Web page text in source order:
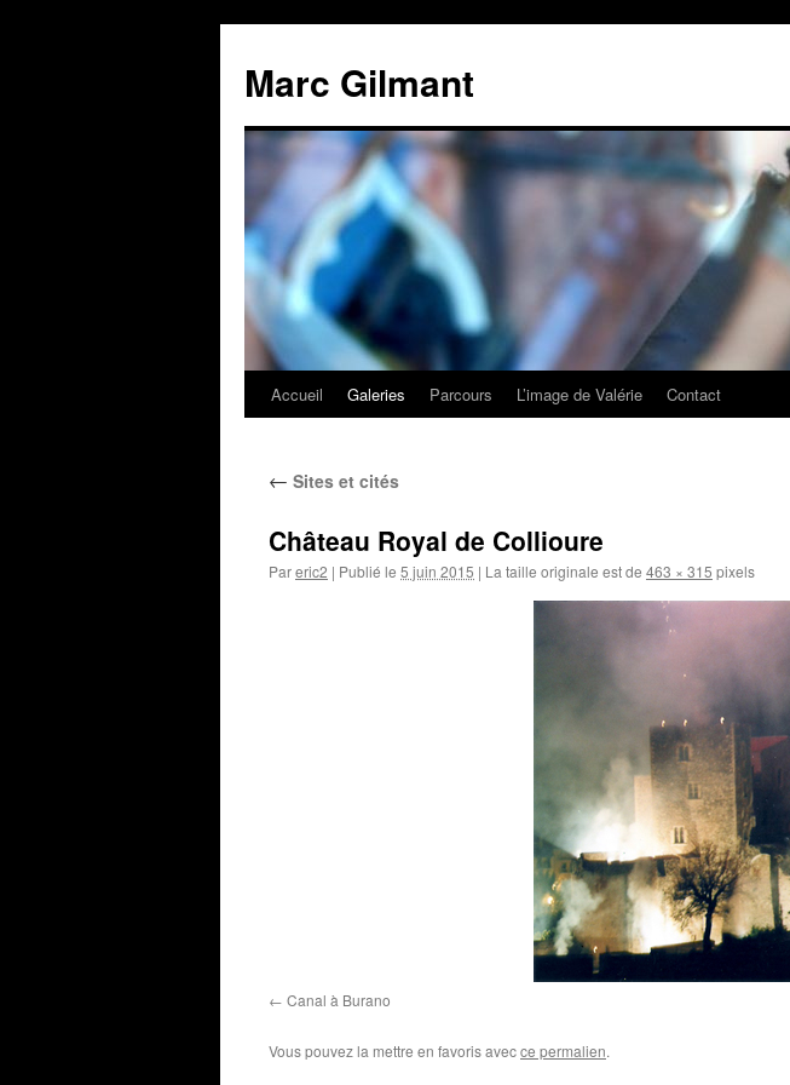
Marc Gilmant
Accueil Galeries Parcours L’image de Valérie Contact
← Sites et cités
Château Royal de Collioure
Pareric2 | Publié le 5 juin 2015 | La taille originale est de 463 × 315 pixels
Canal à Burano
Vous pouvez la mettre en favoris avecce permalien.